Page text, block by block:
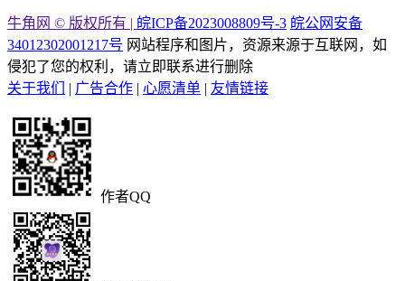
牛角网 © 版权所有 | 皖ICP备2023008809号-3 皖公网安备
34012302001217号 网站程序和图片，资源来源于互联网，如
侵犯了您的权利，请立即联系进行删除
关于我们
| 广告合作 | 心愿清单 | 友情链接
作者QQ